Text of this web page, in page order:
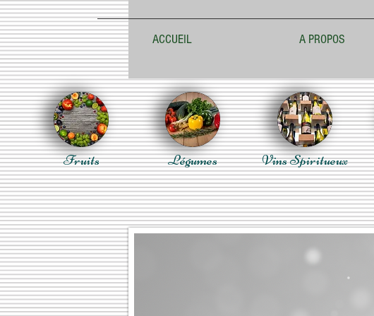
ACCUEIL A PROPOS
Fruits Légumes Vins Spiritueux